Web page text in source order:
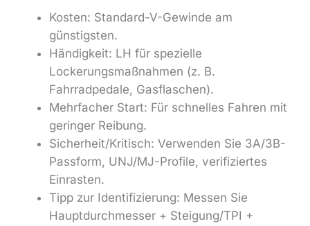
Kosten: Standard-V-Gewinde am
günstigsten.
Händigkeit: LH für spezielle
Lockerungsmaßnahmen (z. B.
Fahrradpedale, Gasflaschen).
Mehrfacher Start: Für schnelles Fahren mit
geringer Reibung.
Sicherheit/Kritisch: Verwenden Sie 3A/3B-
Passform, UNJ/MJ-Profile, verifiziertes
Einrasten.
Tipp zur Identifizierung: Messen Sie
Hauptdurchmesser + Steigung/TPI +